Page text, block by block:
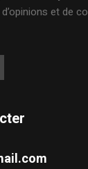
et de